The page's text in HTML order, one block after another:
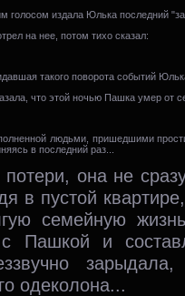
издала Юлька последний
на нее, потом тихо сказал:
такого поворота событий
что этой ночью Пашка умер от
людьми, пришедшими
в последний раз...
она не
в пустой
семейную
Пашкой и
одеколона...